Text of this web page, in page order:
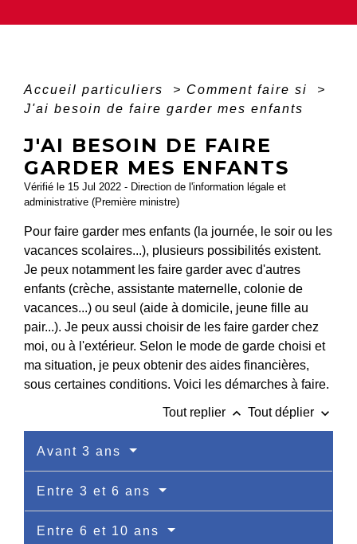
Accueil particuliers > Comment faire si
>
J'ai besoin de faire garder mes enfants
J'AI BESOIN DE FAIRE
GARDER MES ENFANTS
Vérifié le 15 Jul 2022 - Direction de l'information légale et
administrative (Première ministre)
Pour faire garder mes enfants (la journée, le soir ou les
vacances scolaires...), plusieurs possibilités existent.
Je peux notamment les faire garder avec d'autres
enfants (crèche, assistante maternelle, colonie de
vacances...) ou seul (aide à domicile, jeune fille au
pair...). Je peux aussi choisir de les faire garder chez
moi, ou à l'extérieur. Selon le mode de garde choisi et
ma situation, je peux obtenir des aides financières,
sous certaines conditions. Voici les démarches à faire.
Tout replier keyboard_arrow_up Tout déplier keyboard_arrow_down
Avant 3 ans
Entre 3 et 6 ans
Entre 6 et 10 ans